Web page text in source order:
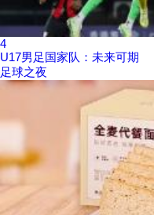
4
U17男足国家队：未来可期
足球之夜